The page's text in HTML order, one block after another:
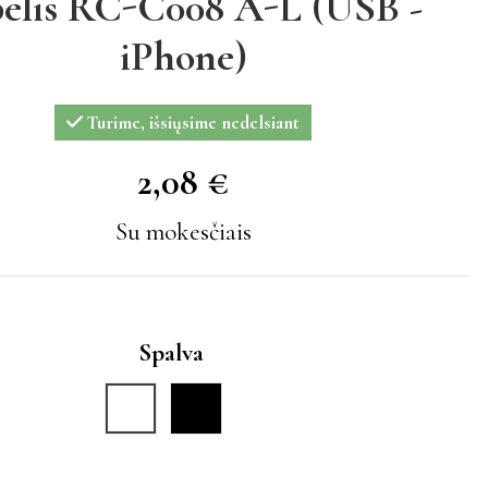
iPhone)
Turime, išsiųsime nedelsiant
2,08 €
2,08 €
Su mokesčiais
Spalva